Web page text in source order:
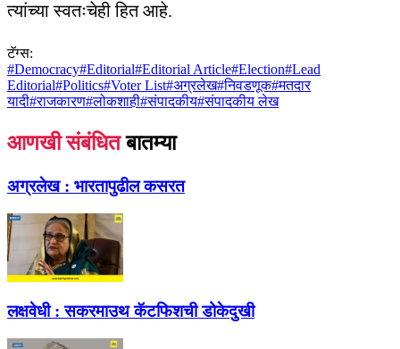
त्यांच्या स्वतःचेही हित आहे.
टॅग्स:
#Democracy#Editorial#Editorial Article#Election#Lead
Editorial#Politics#Voter List#अग्रलेख#निवडणूक#मतदार
यादी#राजकारण#लोकशाही#संपादकीय#संपादकीय लेख
आणखी संबंधित बातम्या
अग्रलेख : भारतापुढील कसरत
लक्षवेधी : सकरमाउथ कॅटफिशची डोकेदुखी